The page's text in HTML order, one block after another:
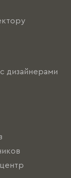
дизайнерами